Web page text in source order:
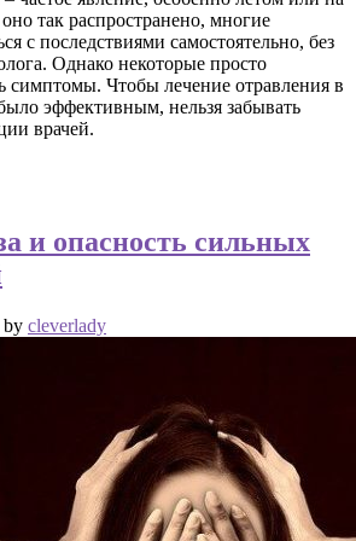
так распространено, многие
с последствиями самостоятельно, без
Однако некоторые просто
симптомы. Чтобы лечение отравления в
эффективным, нельзя забывать
врачей.
и опасность сильных
by cleverlady